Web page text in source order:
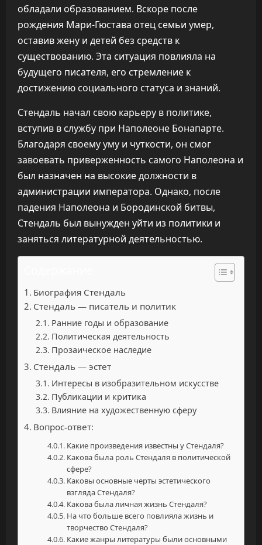
обладали образованием. Вскоре после
рождения Мари-Гюстава отец семьи умер,
оставив жену и детей без средств к
существованию. Эта ситуация повлияла на
будущего писателя, его стремление к
достижению социального статуса и знаний.
Стендаль начал свою карьеру в политике,
вступив в службу при Наполеоне Бонапарте.
Благодаря своему уму и чуткости, он смог
завоевать приверженность самого Наполеона и
был назначен на высокие должности в
администрации императора. Однако, после
падения Наполеона и Бородинской битвы,
Стендаль был вынужден уйти из политики и
заняться литературной деятельностью.
Биография Стендаль
Стендаль — писатель и политик
Ранние годы и образование
Политическая деятельность
Прозаическое наследие
Стендаль — эстет
Интересы в изобразительном искусстве
Публикации и критика
Влияние на художественную сферу
Вопрос-ответ:
Какие произведения известны у Стендаля?
Какова была роль Стендаля в политической
сфере?
Каковы основные черты эстетического
взгляда Стендаля?
Какова была личная жизнь Стендаля?
На что больше всего повлияла жизнь и
творчество Стендаля?
Какие жанры литературы были основными